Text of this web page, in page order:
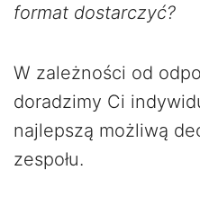
format dostarczyć?
W zależności od
doradzimy Ci
najlepszą możliwą
zespołu.